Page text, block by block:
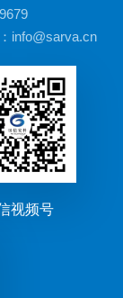
info@sarva.cn
视频号